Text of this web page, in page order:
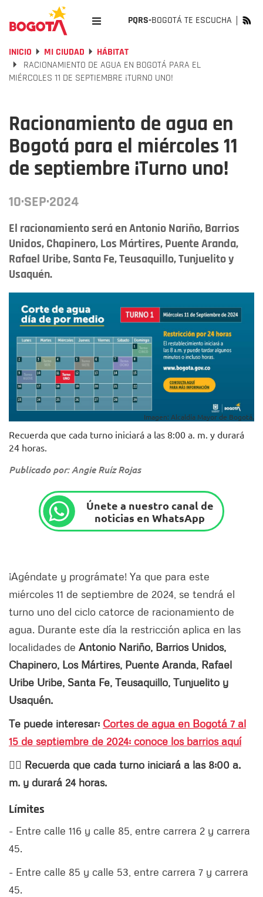
PQRS-BOGOTÁ TE ESCUCHA
INICIO MI CIUDAD
HÁBITAT
RACIONAMIENTO DE AGUA EN BOGOTÁ PARA EL
MIÉRCOLES 11 DE SEPTIEMBRE ¡TURNO UNO!
Racionamiento de agua en
Bogotá para el miércoles 11
de septiembre ¡Turno uno!
10·SEP·2024
El racionamiento será en Antonio Nariño, Barrios
Unidos, Chapinero, Los Mártires, Puente Aranda,
Rafael Uribe, Santa Fe, Teusaquillo, Tunjuelito y
Usaquén.
Imagen: Alcaldía Mayor de Bogotá.
Recuerda que cada turno iniciará a las 8:00 a. m. y durará
24 horas.
Publicado por: Angie Ruíz Rojas
Únete a nuestro canal de
noticias en WhatsApp
¡Agéndate y prográmate! Ya que para este
miércoles 11 de septiembre de 2024, se tendrá el
turno uno del ciclo catorce de racionamiento de
agua. Durante este día la restricción aplica en las
localidades de Antonio Nariño, Barrios Unidos,
Chapinero, Los Mártires, Puente Aranda, Rafael
Uribe Uribe, Santa Fe, Teusaquillo, Tunjuelito y
Usaquén.
Te puede interesar: Cortes de agua en Bogotá 7 al
15 de septiembre de 2024: conoce los barrios aquí
👉🏻 Recuerda que cada turno iniciará a las 8:00 a.
m. y durará 24 horas.
Límites
- Entre calle 116 y calle 85, entre carrera 2 y carrera
45.
- Entre calle 85 y calle 53, entre carrera 7 y carrera
45.